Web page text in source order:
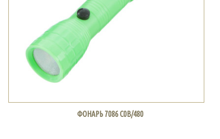
ФОНАРЬ 7086 С0В/480